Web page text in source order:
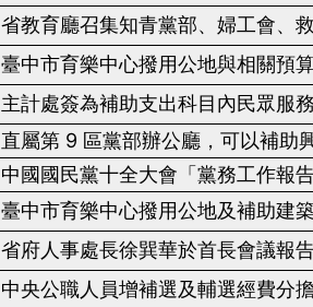
省教育廳召集知青黨部、婦工會、
臺中市育樂中心撥用公地與相關預
主計處簽為補助支出科目內民眾服
直屬第 9 區黨部辦公廳，可以補助
中國國民黨十全大會「黨務工作報
臺中市育樂中心撥用公地及補助建
省府人事處長徐巽華於首長會議報
中央公職人員增補選及輔選經費分